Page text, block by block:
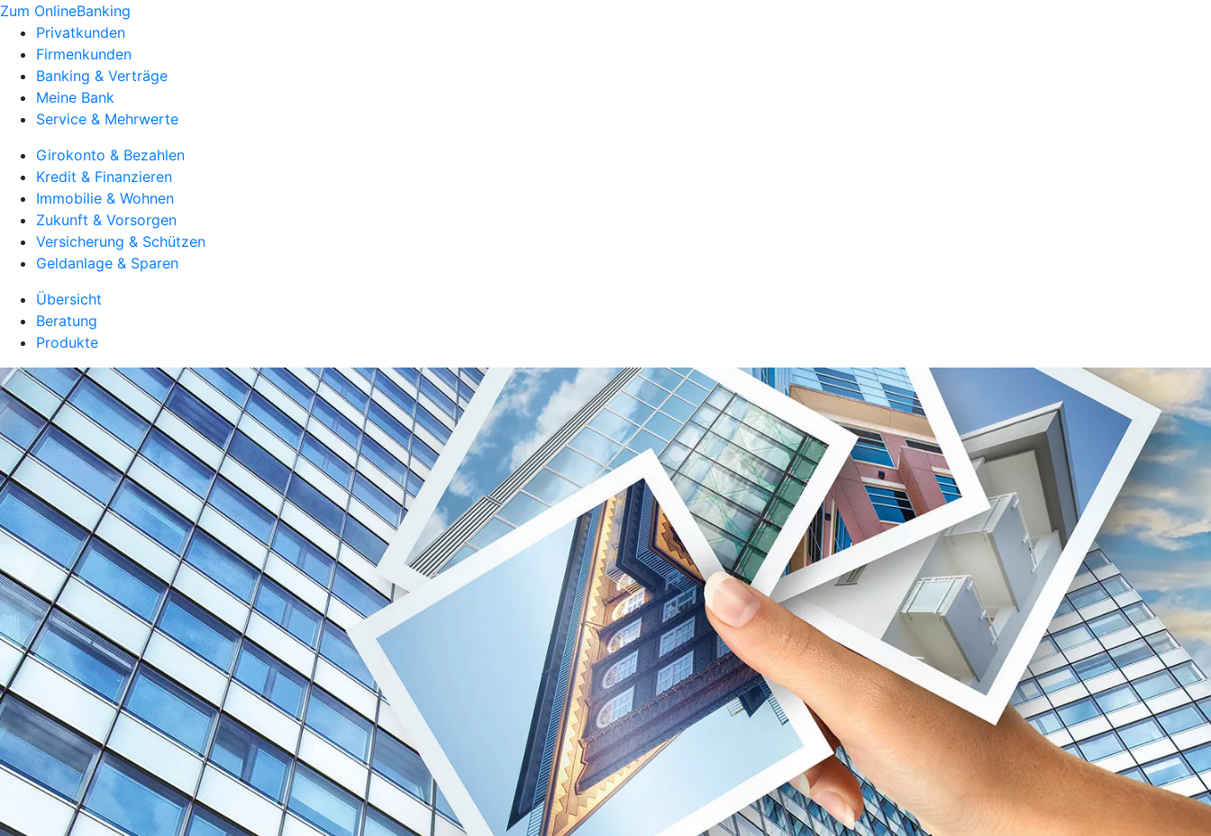
Zum OnlineBanking
Privatkunden
Firmenkunden
Banking & Verträge
Meine Bank
Service & Mehrwerte
Girokonto & Bezahlen
Kredit & Finanzieren
Immobilie & Wohnen
Zukunft & Vorsorgen
Versicherung & Schützen
Geldanlage & Sparen
Übersicht
Beratung
Produkte